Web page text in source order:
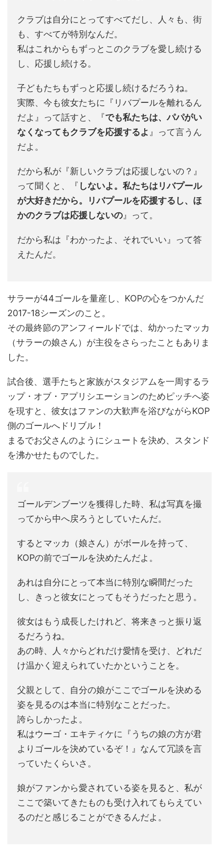
クラブは自分にとってすべてだし、人々も、街
も、すべてが特別なんだ。
私はこれからもずっとこのクラブを愛し続ける
し、応援し続ける。
子どもたちもずっと応援し続けるだろうね。
実際、今も彼女たちに『リバプールを離れるん
だよ』って話すと、『でも私たちは、パパがい
なくなってもクラブを応援するよ 』って言うん
だよ。
だから私が『新しいクラブは応援しないの？』
って聞くと、『 しないよ。私たちはリバプール
が大好きだから。リバプールを応援するし、ほ
かのクラブは応援しないの』って。
だから私は『わかったよ、それでいい』って答
えたんだ。
サラーが44ゴールを量産し、KOPの心をつかんだ
2017-18シーズンのこと。
その最終節のアンフィールドでは、幼かったマッカ
（サラーの娘さん）が主役をさらったこともありま
した。
試合後、選手たちと家族がスタジアムを一周するラ
ップ・オブ・アプリシエーションのためピッチへ姿
を現すと、彼女はファンの大歓声を浴びながらKOP
側のゴールへドリブル！
まるでお父さんのようにシュートを決め、スタンド
を沸かせたものでした。
ゴールデンブーツを獲得した時、私は写真を撮
ってから中へ戻ろうとしていたんだ。
するとマッカ（娘さん）がボールを持って、
KOPの前でゴールを決めたんだよ。
あれは自分にとって本当に特別な瞬間だった
し、きっと彼女にとってもそうだったと思う。
彼女はもう成長したけれど、将来きっと振り返
るだろうね。
あの時、人々からどれだけ愛情を受け、どれだ
け温かく迎えられていたかということを。
父親として、自分の娘がここでゴールを決める
姿を見るのは本当に特別なことだった。
誇らしかったよ。
私はウーゴ・エキティケに『うちの娘の方が君
よりゴールを決めているぞ！』なんて冗談を言
っていたくらいさ。
娘がファンから愛されている姿を見ると、私が
ここで築いてきたものも受け入れてもらえてい
るのだと感じることができるんだよ。